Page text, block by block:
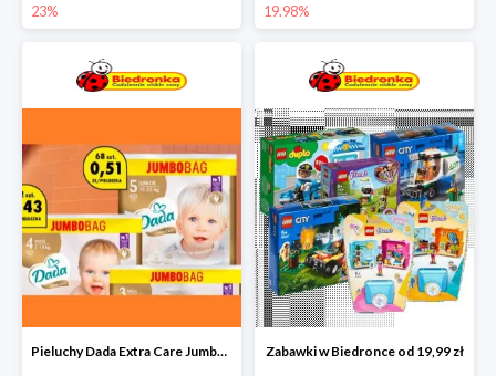
23% 19.98%
Pieluchy Dada Extra Care Jumbo Bag w super cenie Zabawki w Biedronce od 19,99 zł